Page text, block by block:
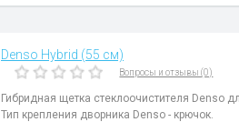
Denso Hybrid (55 см)
Вопросы и отзывы (0)
Гибридная щетка стеклоочистителя Denso
Тип крепления дворника Denso - крючок.